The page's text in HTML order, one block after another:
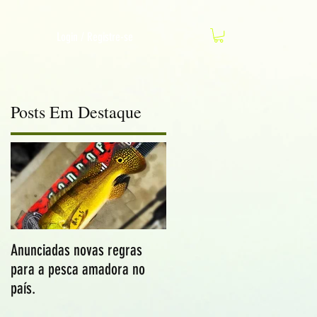
Posts Em Destaque
Anunciadas novas regras
para a pesca amadora no
país.